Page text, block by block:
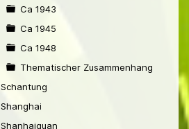
Ca 1943
Ca 1945
Ca 1948
Thematischer Zusammenhang mit
Schantung
Shanghai
Shanhaiguan